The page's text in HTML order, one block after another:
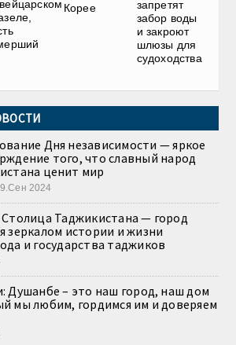
Корее
запретят
забор воды
и закроют
шлюзы для
судоходства
Дня независимости — яркое
того, что славный народ
ценит мир
2024
Таджикистана — город
зеркалом истории и жизни
и государства таджиков
Душанбе – это наш город, наш дом
мы любим, гордимся им и доверяем